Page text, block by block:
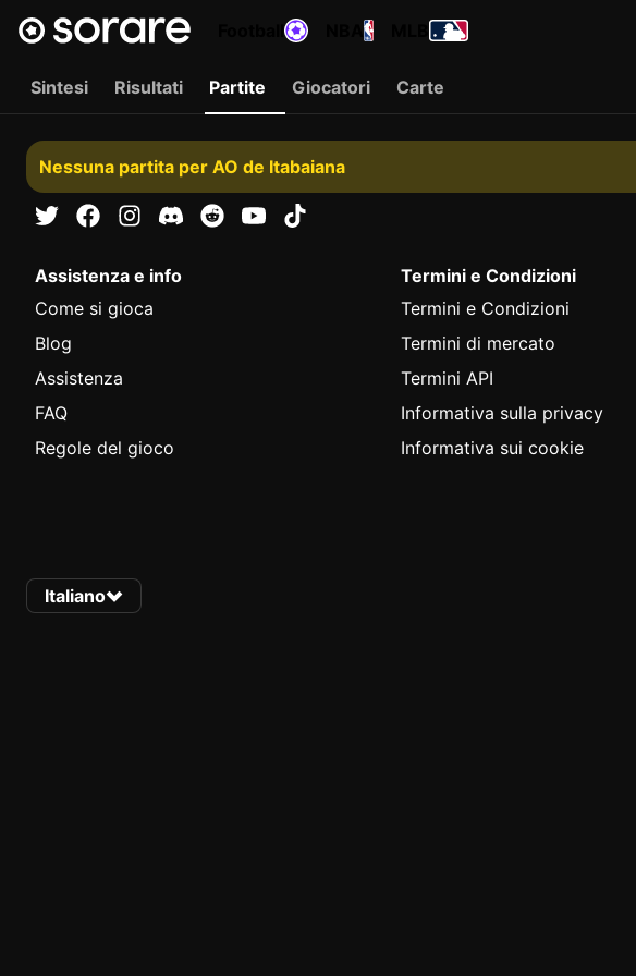
Sintesi Risultati Partite Giocatori Carte
Nessuna partita per AO de Itabaiana
Assistenza e info
Come si gioca
Blog
Assistenza
FAQ
Regole del gioco
Termini e Condizioni
Termini e Condizioni
Termini di mercato
Termini API
Informativa sulla privacy
Informativa sui cookie
Italiano